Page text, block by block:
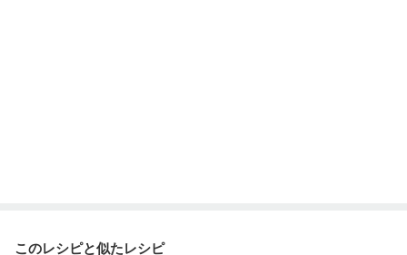
このレシピと似たレシピ